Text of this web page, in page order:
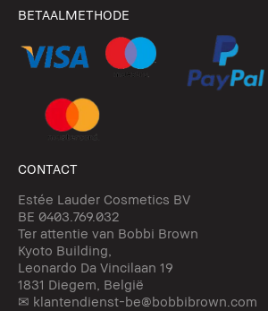
BETAALMETHODE
CONTACT
Estée Lauder Cosmetics BV
BE 0403.769.032
Ter attentie van Bobbi Brown
Kyoto Building,
Leonardo Da Vincilaan 19
1831 Diegem, België
✉ klantendienst-be@bobbibrown.com